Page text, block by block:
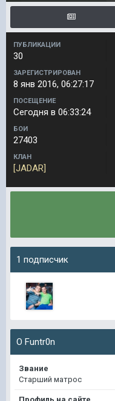
ПУБЛИКАЦИИ
30
ЗАРЕГИСТРИРОВАН
8 янв 2016, 06:27:17
ПОСЕЩЕНИЕ
Сегодня в 06:33:24
БОИ
27403
КЛАН
[JADAR]
1 подписчик
О Funtr0n
Звание
Старший матрос